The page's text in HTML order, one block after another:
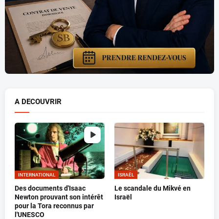
A DECOUVRIR
INTERNATIONAL
Des documents d'Isaac
Newton prouvant son intérêt
pour la Tora reconnus par
l'UNESCO
ISRAËL
Le scandale du Mikvé en
Israël